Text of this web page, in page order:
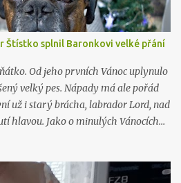
Štístko splnil Baronkovi velké přání
Od jeho prvních Vánoc uplynulo
velký pes. Nápady má ale pořád
už i starý brácha, labrador Lord, nad
hlavou. Jako o minulých Vánocích…